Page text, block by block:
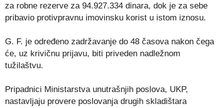
za robne rezerve za 94.927.334 dinara, dok je za sebe
pribavio protivpravnu imovinsku korist u istom iznosu.
G. F. je određeno zadržavanje do 48 časova nakon čega
će, uz krivičnu prijavu, biti priveden nadležnom
tužilaštvu.
Pripadnici Ministarstva unutrašnjih poslova, UKP,
nastavljaju provere poslovanja drugih skladištara